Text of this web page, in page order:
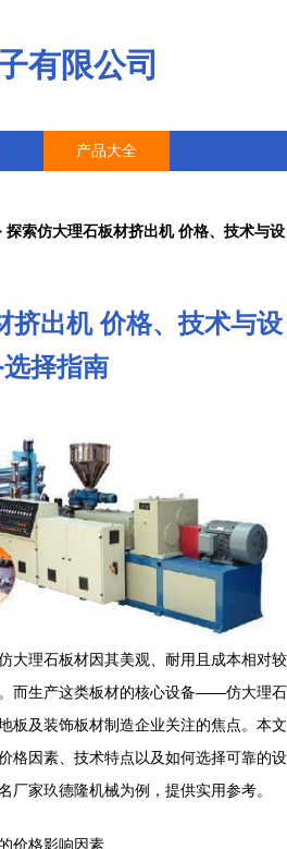
有限公司
产品大全
探索仿大理石板材挤出机 价格、技术与设
挤出机 价格、技术与设
择指南
大理石板材因其美观、耐用且成本相对较
而生产这类板材的核心设备——仿大理石
板及装饰板材制造企业关注的焦点。本文
格因素、技术特点以及如何选择可靠的设
厂家玖德隆机械为例，提供实用参考。
价格影响因素